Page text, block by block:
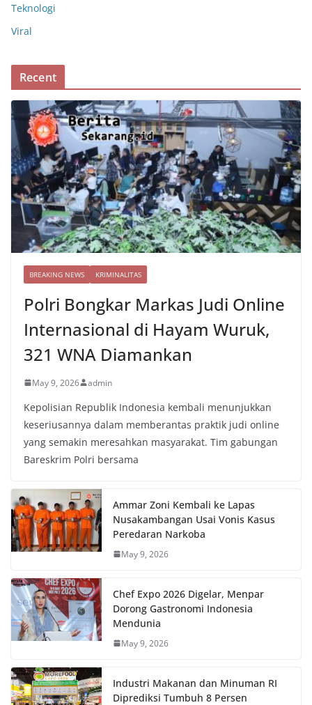
Teknologi
Viral
Recent
BREAKING NEWS KRIMINALITAS
Polri Bongkar Markas Judi Online
Internasional di Hayam Wuruk,
321 WNA Diamankan
May 9, 2026 admin
Kepolisian Republik Indonesia kembali menunjukkan
keseriusannya dalam memberantas praktik judi online
yang semakin meresahkan masyarakat. Tim gabungan
Bareskrim Polri bersama
Ammar Zoni Kembali ke Lapas
Nusakambangan Usai Vonis Kasus
Peredaran Narkoba
May 9, 2026
Chef Expo 2026 Digelar, Menpar
Dorong Gastronomi Indonesia
Mendunia
May 9, 2026
Industri Makanan dan Minuman RI
Diprediksi Tumbuh 8 Persen